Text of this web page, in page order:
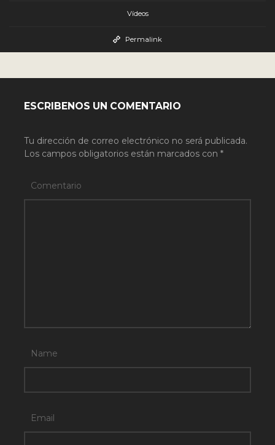
Vídeos
Permalink
ESCRIBENOS UN COMENTARIO
Tu dirección de correo electrónico no será publicada.
Los campos obligatorios están marcados con *
Comentario
Name
Email